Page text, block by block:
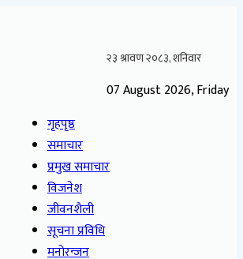
07 August 2026, Friday
गृहपृष्ठ
समाचार
प्रमुख समाचार
विजनेश
जीवनशैली
सूचना प्रविधि
मनोरन्जन